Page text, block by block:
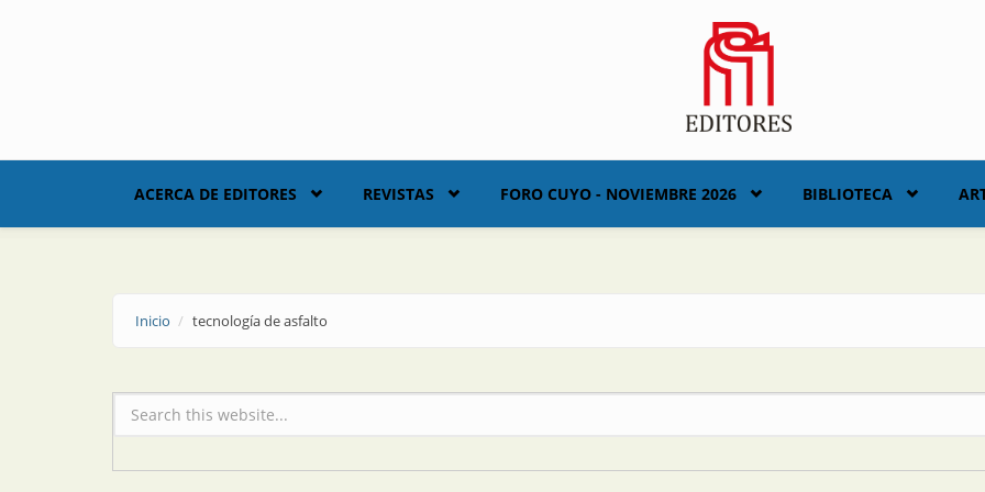
ACERCA DE EDITORES REVISTAS FORO CUYO - NOVIEMBRE 2026 BIBLIOTECA
Inicio tecnología de asfalto
Formulario de búsqueda